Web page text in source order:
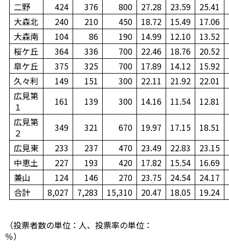
二野
424 376 800 27.28 23.59
25.41
大森北
240 210 450 18.72 15.49
17.06
大森南
104 86 190 14.99 12.10
13.52
桜ケ丘
364 336 700 22.46 18.76
20.52
皐ケ丘
375 325 700 17.89 14.12
15.92
久々利
149 151 300 22.11 21.92
22.01
広見第
１
161 139 300 14.16 11.54
12.81
広見第
２
349 321 670 19.97 17.15
18.51
広見東
233 237 470 23.49 22.83
23.15
中恵土
227 193 420 17.82 15.54
16.69
兼山
124 146 270 23.75 24.54
24.17
合計
8,027 7,283 15,310 20.47 18.05 19.24
（投票者数の単位：人、投票率の単位：
％）